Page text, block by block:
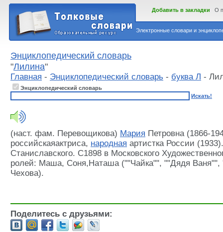
Электронные словари и
Добавить в закладки О
Энциклопедический словарь
"Лилина"
Главная - Энциклопедический словарь - буква Л -
Энциклопедический словарь
Искать!
(наст. фам. Перевощикова) Мария Петровна (1866-
российскаяактриса, народная артистка России
Станиславского. С1898 в Московского
ролей: Маша, Соня,Наташа (""Чайка"", ""Дядя Ваня"",
Чехова).
Поделитесь с друзьями: